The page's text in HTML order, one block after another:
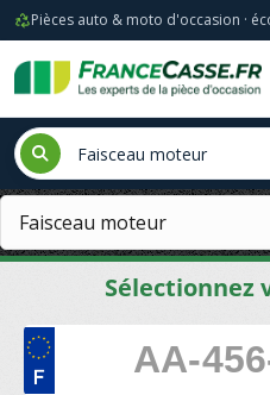
Pièces auto & moto d'occasion ·
Sélectionnez